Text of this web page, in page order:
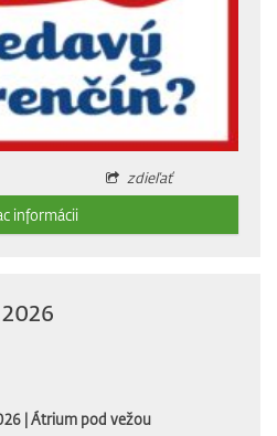
zdieľať
informácii
|Átrium pod vežou